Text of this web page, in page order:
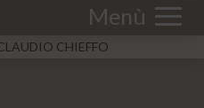
Menù
CHIEFFO